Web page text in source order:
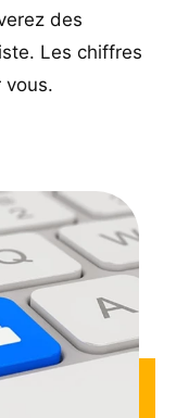
des
Les chiffres
vous.